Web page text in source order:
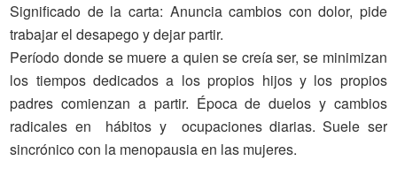
Significado de la carta: Anuncia cambios con dolor, pide
trabajar el desapego y dejar partir.
Período donde se muere a quien se creía ser, se minimizan
los tiempos dedicados a los propios hijos y los propios
padres comienzan a partir. Época de duelos y cambios
radicales en hábitos y ocupaciones diarias. Suele ser
sincrónico con la menopausia en las mujeres.